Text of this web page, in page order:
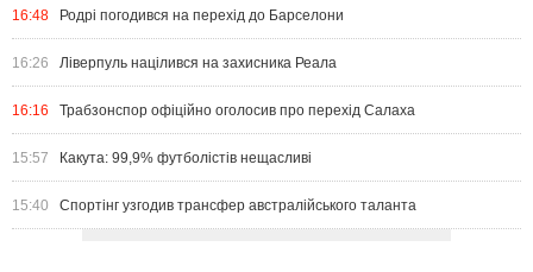
16:48 Родрі погодився на перехід до Барселони
16:26 Ліверпуль націлився на захисника Реала
16:16 Трабзонспор офіційно оголосив про перехід Салаха
15:57 Какута: 99,9% футболістів нещасливі
15:40 Спортінг узгодив трансфер австралійського таланта